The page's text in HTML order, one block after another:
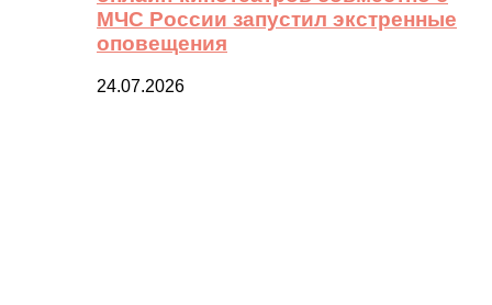
МЧС России запустил экстренные
оповещения
24.07.2026